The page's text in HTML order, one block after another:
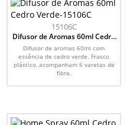
15106C
Difusor de Aromas 60ml Cedro
Difusor de aromas 60ml com
essência de cedro verde. Frasco
plástico, acompanham 6 varetas de
fibra.